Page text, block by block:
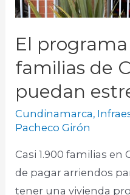
El
familias de
puedan
Cundinamarca,
Pacheco Girón
Casi 1.900 familias
de pagar arriendos
tener una vivienda